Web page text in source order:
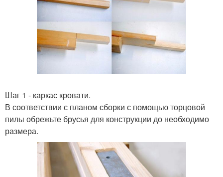
Шаг 1 - каркас кровати.
В соответствии с планом сборки с помощью торцовой
пилы обрежьте брусья для конструкции до необходимо
размера.